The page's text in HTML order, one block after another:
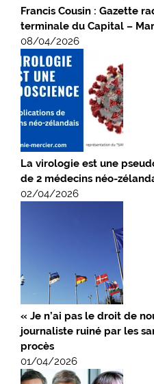
Francis Cousin : Gazette
terminale du Capital –
08/04/2026
La virologie est une
de 2 médecins néo-
02/04/2026
« Je n’ai pas le droit de
journaliste ruiné par les
procès
01/04/2026